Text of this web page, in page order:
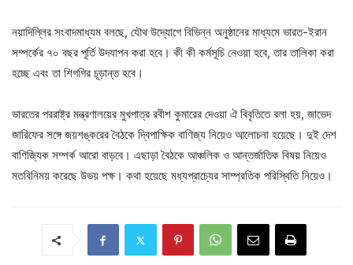
নয়াদিল্লির সংবাদমাধ্যম বলছে, যৌথ উদ্যোগে বিভিন্ন অনুষ্ঠানের মাধ্যমে ভারত-ইরান
সম্পর্কের ৭০ বছর পূর্তি উদযাপন করা হবে। কী কী কর্মসূচি নেওয়া হবে, তার তালিকা করা
হচ্ছে এবং তা শিগগির চূড়ান্ত হবে।
ভারতের পররাষ্ট্র মন্ত্রণালয়ের মুখপাত্র রবীশ কুমারের দেওয়া ঐ বিবৃতিতে বলা হয়, জাভেদ
জারিফের সঙ্গে জয়শঙ্করের বৈঠকে দ্বিপাক্ষিক বাণিজ্য নিয়েও আলোচনা হয়েছে। দুই দেশ
বাণিজ্যিক সম্পর্ক আরো বাড়বে। এছাড়া বৈঠকে আঞ্চলিক ও আন্তর্জাতিক বিষয় নিয়েও
মতবিনিময় করেছে উভয় পক্ষ। কথা হয়েছে মধ্যপ্রাচ্যের সাম্প্রতিক পরিস্থিতি নিয়েও।